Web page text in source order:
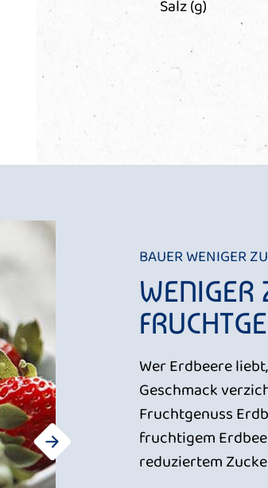
Salz (g)
BAUER WENIGER
WENIGER
Wer Erdbeere
Geschmack
Fruchtgenuss
fruchtigem
reduziertem